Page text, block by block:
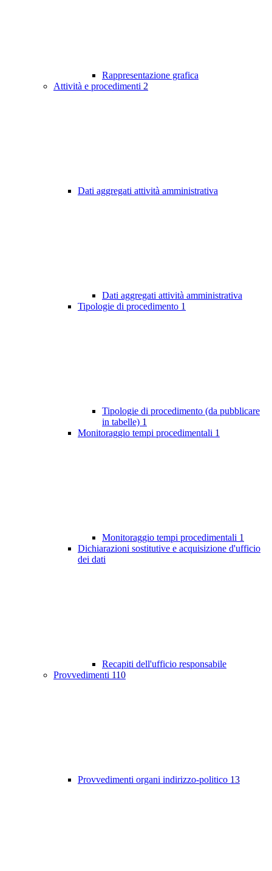
Rappresentazione grafica
Attività e procedimenti 2
Dati aggregati attività amministrativa
Dati aggregati attività amministrativa
Tipologie di procedimento 1
Tipologie di procedimento (da pubblicare
in tabelle) 1
Monitoraggio tempi procedimentali 1
Monitoraggio tempi procedimentali 1
Dichiarazioni sostitutive e acquisizione d'ufficio
dei dati
Recapiti dell'ufficio responsabile
Provvedimenti 110
Provvedimenti organi indirizzo-politico 13